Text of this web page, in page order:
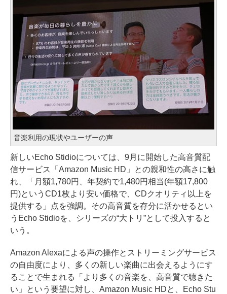
音楽利用の現状やユーザーの声
新しいEcho Stidioについては、9月に開始した高音質配
信サービス「Amazon Music HD」との親和性の高さに触
れ、「月額1,780円、年契約で1,480円相当(年額17,800
円)というCD1枚より安い価格で、CDクオリティ以上を
提供する」点を強調。その高音質を存分に活かせるとい
うEcho Stidioを、シリーズの“大トリ”として投入すると
いう。
Amazon Alexaによる声の操作とストリーミングサービス
の自由度により、多くの新しい楽曲に出会えるようにす
ることで生まれる「より多くの音楽を、高音質で聴きた
い」という要望に対し、Amazon Music HDと、Echo Stu